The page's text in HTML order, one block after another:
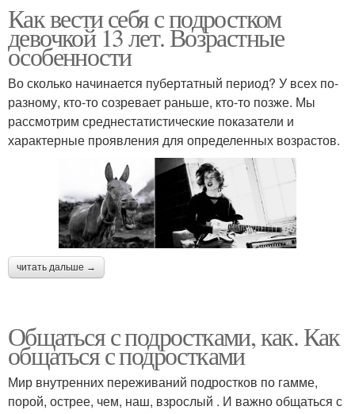
Как вести себя с подростком
девочкой 13 лет. Возрастные
особенности
Во сколько начинается пубертатный период? У всех по-
разному, кто-то созревает раньше, кто-то позже. Мы
рассмотрим среднестатистические показатели и
характерные проявления для определенных возрастов.
читать дальше →
Общаться с подростками, как. Как
общаться с подростками
Мир внутренних переживаний подростков по гамме,
порой, острее, чем, наш, взрослый . И важно общаться с